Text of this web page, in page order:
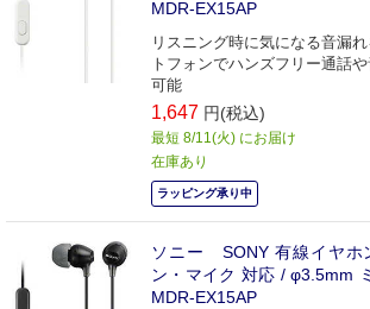
MDR-EX15AP
リスニング時に気になる音漏
トフォンでハンズフリー通話
可能
1,647 円(税込)
最短 8/11(火) にお届け
在庫あり
ラッピング承り中
ソニー SONY 有線イヤホ
ン・マイク 対応 / φ3.5mm
MDR-EX15AP